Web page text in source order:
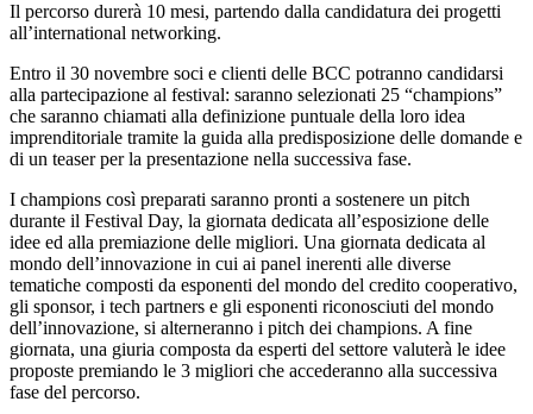
Il percorso durerà 10 mesi, partendo dalla candidatura dei progetti
all’international networking.
Entro il 30 novembre soci e clienti delle BCC potranno candidarsi
alla partecipazione al festival: saranno selezionati 25 “champions”
che saranno chiamati alla definizione puntuale della loro idea
imprenditoriale tramite la guida alla predisposizione delle domande e
di un teaser per la presentazione nella successiva fase.
I champions così preparati saranno pronti a sostenere un pitch
durante il Festival Day, la giornata dedicata all’esposizione delle
idee ed alla premiazione delle migliori. Una giornata dedicata al
mondo dell’innovazione in cui ai panel inerenti alle diverse
tematiche composti da esponenti del mondo del credito cooperativo,
gli sponsor, i tech partners e gli esponenti riconosciuti del mondo
dell’innovazione, si alterneranno i pitch dei champions. A fine
giornata, una giuria composta da esperti del settore valuterà le idee
proposte premiando le 3 migliori che accederanno alla successiva
fase del percorso.